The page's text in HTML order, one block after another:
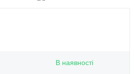
В наявності